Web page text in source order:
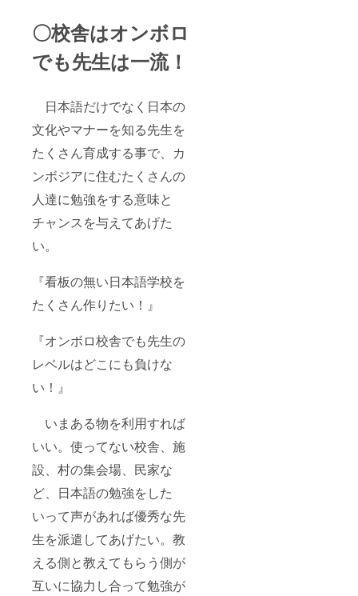
〇校舎はオンボロ
でも先生は一流！
日本語だけでなく日本の
文化やマナーを知る先生を
たくさん育成する事で、カ
ンボジアに住むたくさんの
人達に勉強をする意味と
チャンスを与えてあげた
い。
『看板の無い日本語学校を
たくさん作りたい！』
『オンボロ校舎でも先生の
レベルはどこにも負けな
い！』
いまある物を利用すれば
いい。使ってない校舎、施
設、村の集会場、民家な
ど、日本語の勉強をした
いって声があれば優秀な先
生を派遣してあげたい。教
える側と教えてもらう側が
互いに協力し合って勉強が